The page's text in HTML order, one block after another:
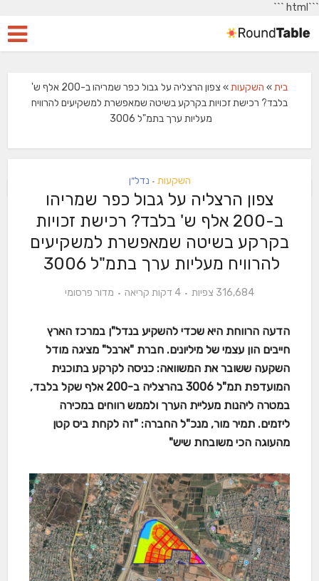
```html
```
בית» השקעות»
צפון הרצליה על גבול כפר שמריהו ב-200 אלף ש'
בלבד? רכישת זכויות בקרקע בשיטה שמאפשרת למשקיעים להרוויח
מעליות ערך בתמ"ל 3006
השקעות • נדל״ן
צפון הרצליה על גבול כפר שמריהו
ב-200 אלף ש' בלבד? רכישת זכויות
בקרקע בשיטה שמאפשרת למשקיעים
להרוויח מעליות ערך בתמ"ל 3006
316,684 צפיות 4 דקות קריאה מדור פרסומי
הדעה הרווחת היא שכדי להשקיע בנדל"ן במרכז הארץ
חייבים הון עצמי של מיליונים. חברת "ארבל" מציגה מודל
השקעה ששובר את המשוואה: כניסה לקרקע בתוכנית
המועדפת תמ"ל 3006 בהרצליה ב-200 אלף שקל בלבד,
במטרה ליהנות מעליית הערך ולממש רווחים במכירה
ליזמים. תמיר מור, מנכ"ל החברה: "זה לקחת ביס קטן
מהעוגה הכי משובחת שיש"